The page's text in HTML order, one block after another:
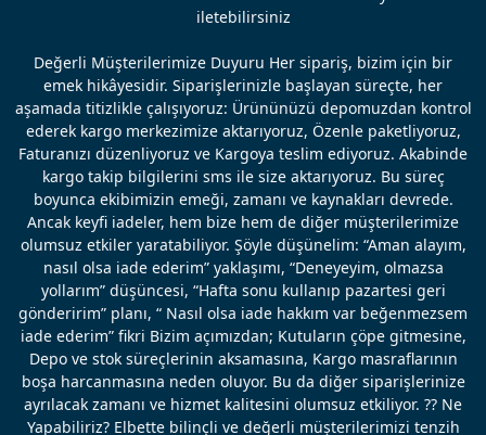
iletebilirsiniz
Değerli Müşterilerimize Duyuru Her sipariş, bizim için bir
emek hikâyesidir. Siparişlerinizle başlayan süreçte, her
aşamada titizlikle çalışıyoruz: Ürününüzü depomuzdan kontrol
ederek kargo merkezimize aktarıyoruz, Özenle paketliyoruz,
Faturanızı düzenliyoruz ve Kargoya teslim ediyoruz. Akabinde
kargo takip bilgilerini sms ile size aktarıyoruz. Bu süreç
boyunca ekibimizin emeği, zamanı ve kaynakları devrede.
Ancak keyfi iadeler, hem bize hem de diğer müşterilerimize
olumsuz etkiler yaratabiliyor. Şöyle düşünelim: “Aman alayım,
nasıl olsa iade ederim” yaklaşımı, “Deneyeyim, olmazsa
yollarım” düşüncesi, “Hafta sonu kullanıp pazartesi geri
gönderirim” planı, “ Nasıl olsa iade hakkım var beğenmezsem
iade ederim” fikri Bizim açımızdan; Kutuların çöpe gitmesine,
Depo ve stok süreçlerinin aksamasına, Kargo masraflarının
boşa harcanmasına neden oluyor. Bu da diğer siparişlerinize
ayrılacak zamanı ve hizmet kalitesini olumsuz etkiliyor. ?? Ne
Yapabiliriz? Elbette bilinçli ve değerli müşterilerimizi tenzih